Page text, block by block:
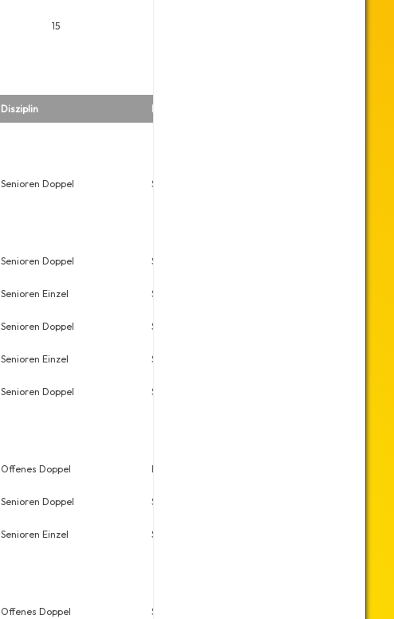
15
Disziplin Datum
Senioren Doppel Sa., 29.11.2025
Senioren Doppel Sa., 02.12.2023
Senioren Einzel Sa., 02.12.2023
Senioren Doppel Sa., 30.09.2023
Senioren Einzel So., 01.10.2023
Senioren Doppel Sa., 28.01.2023
Offenes Doppel Fr., 08.02.2019
Senioren Doppel Sa., 30.11.2019
Senioren Einzel Sa., 30.11.2019
Offenes Doppel So., 06.10.2019